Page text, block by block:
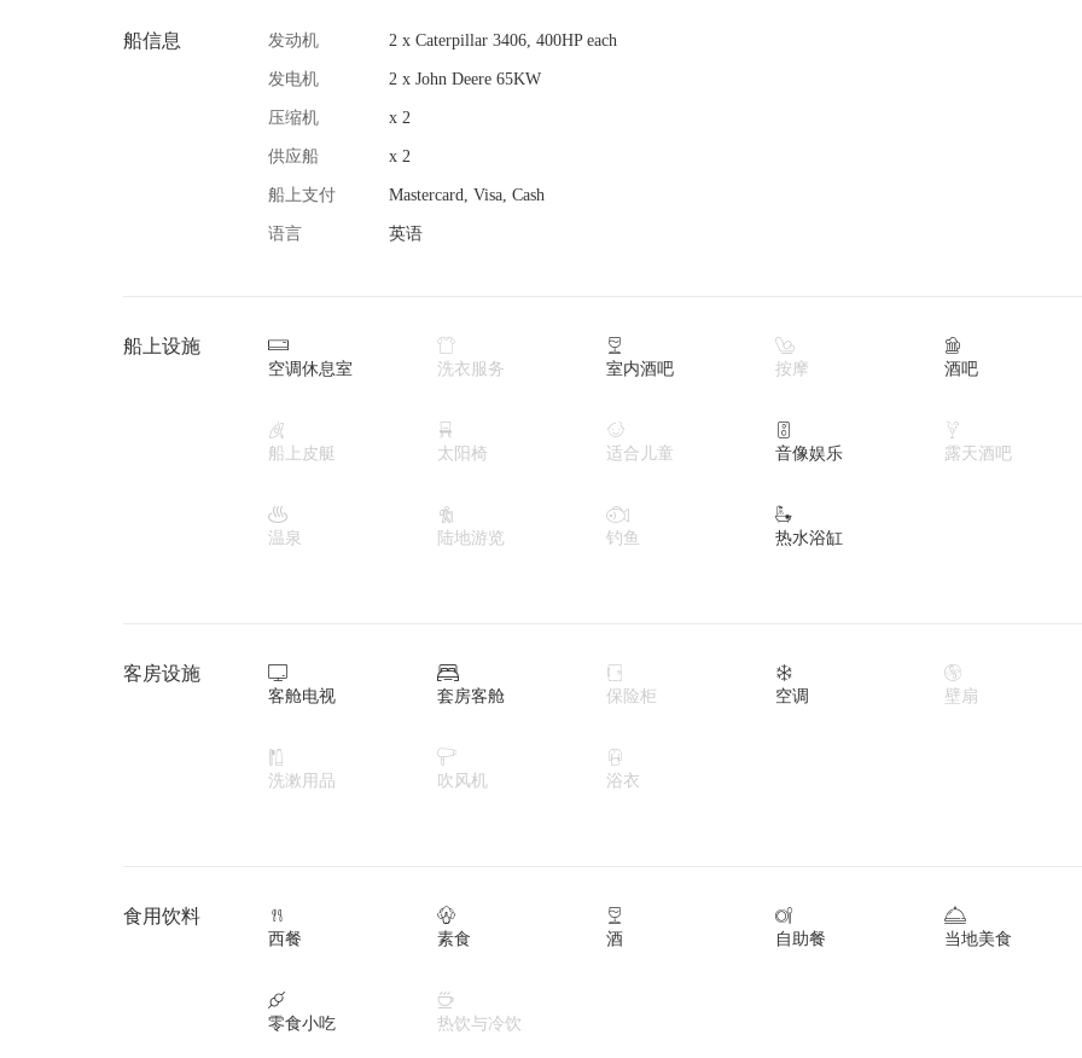
船信息 发动机 2 x Caterpillar 3406, 400HP each
发电机 2 x John Deere 65KW
压缩机 x 2
供应船 x 2
船上支付 Mastercard, Visa, Cash
语言 英语
船上设施 
空调休息室

洗衣服务

室内酒吧

按摩

酒吧

船上皮艇

太阳椅

适合儿童

音像娱乐

露天酒吧

温泉

陆地游览

钓鱼

热水浴缸
客房设施 
客舱电视

套房客舱

保险柜

空调

壁扇

洗漱用品

吹风机

浴衣
食用饮料 
西餐

素食

酒

自助餐

当地美食

零食小吃

热饮与冷饮